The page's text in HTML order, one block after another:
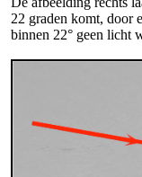
22 graden komt, door
binnen 22° geen licht